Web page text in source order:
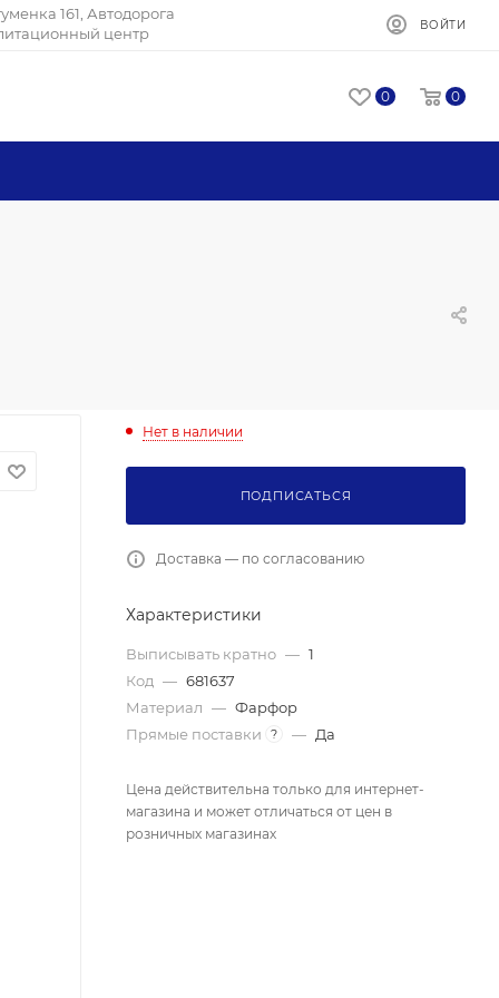
161, Автодорога
центр
ВОЙТИ
0 0
Нет в наличии
ПОДПИСАТЬСЯ
Доставка — по согласованию
Характеристики
Выписывать кратно — 1
Код — 681637
Материал — Фарфор
Прямые поставки
? — Да
Цена действительна только для интернет-
магазина и может отличаться от цен в
розничных магазинах